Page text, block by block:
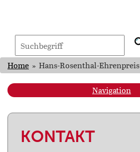
Home » Hans-Rosenthal-Ehrenpreis
Navigation
KONTAKT